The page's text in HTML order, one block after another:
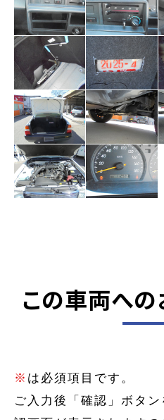
この車両へ
※ は必須項目です。
ご入力後「確認」ボタ